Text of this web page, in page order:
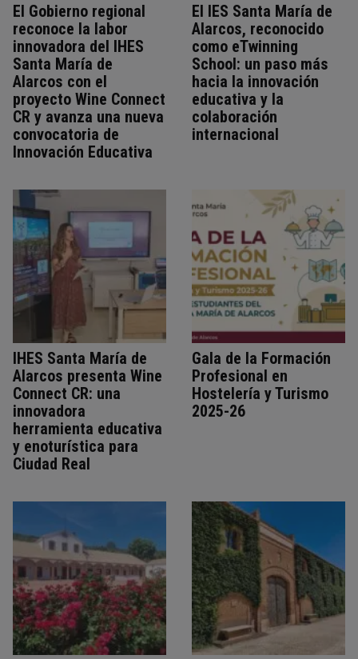
El Gobierno regional
reconoce la labor
innovadora del IHES
Santa María de
Alarcos con el
proyecto Wine Connect
CR y avanza una nueva
convocatoria de
Innovación Educativa
El IES Santa María de
Alarcos, reconocido
como eTwinning
School: un paso más
hacia la innovación
educativa y la
colaboración
internacional
IHES Santa María de
Alarcos presenta Wine
Connect CR: una
innovadora
herramienta educativa
y enoturística para
Ciudad Real
Gala de la Formación
Profesional en
Hostelería y Turismo
2025-26